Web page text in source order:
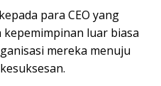
para CEO yang
luar biasa
mereka menuju